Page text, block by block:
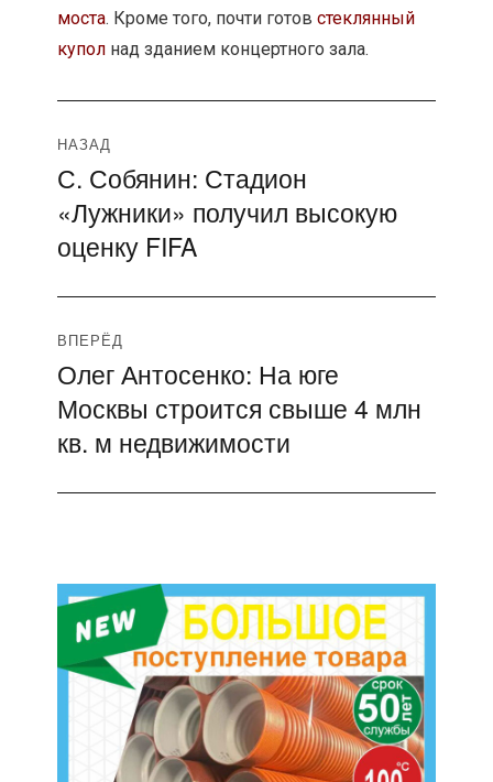
моста. Кроме того, почти готов стеклянный
куполнад зданием концертного зала.
Навигация
по
записям
НАЗАД
Предыдущая
запись:
С. Собянин: Стадион
«Лужники» получил высокую
оценку FIFA
ВПЕРЁД
Следующая
запись:
Олег Антосенко: На юге
Москвы строится свыше 4 млн
кв. м недвижимости